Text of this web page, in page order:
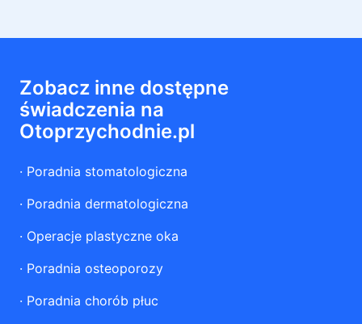
Zobacz inne dostępne
świadczenia na
Otoprzychodnie.pl
· Poradnia stomatologiczna
· Poradnia dermatologiczna
· Operacje plastyczne oka
· Poradnia osteoporozy
· Poradnia chorób płuc